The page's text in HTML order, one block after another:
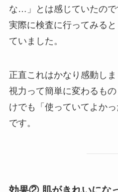
な…」とは感じていたので
実際に検査に行ってみると
ていました。
正直これはかなり感動しま
視力って簡単に変わるも
けでも「使っていてよか
です。